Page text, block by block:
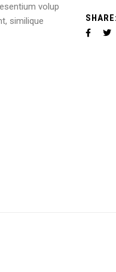
volup
similique
SHARE: